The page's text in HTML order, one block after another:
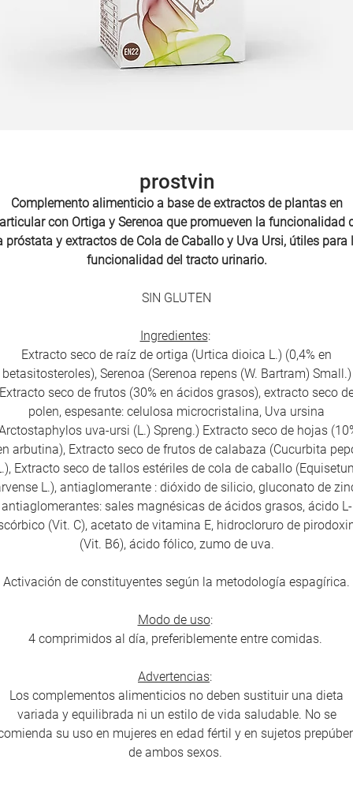
prostvin
Complemento alimenticio a base de extractos de plantas en
con Ortiga y Serenoa que promueven la funcionalidad
próstata y extractos de Cola de Caballo y Uva Ursi, útiles para
funcionalidad del tracto urinario.
SIN GLUTEN
Ingredientes:
Extracto seco de raíz de ortiga (Urtica dioica L.) (0,4% en
betasitosteroles), Serenoa (Serenoa repens (W. Bartram) Small.)
seco de frutos (30% en ácidos grasos), extracto seco
polen, espesante: celulosa microcristalina, Uva ursina
uva-ursi (L.) Spreng.) Extracto seco de hojas
arbutina), Extracto seco de frutos de calabaza (Cucurbita
Extracto seco de tallos estériles de cola de caballo
L.), antiaglomerante : dióxido de silicio, gluconato de
antiaglomerantes: sales magnésicas de ácidos grasos, ácido L-
(Vit. C), acetato de vitamina E, hidrocloruro de
(Vit. B6), ácido fólico, zumo de uva.
Activación de constituyentes según la metodología espagírica.
Modo de uso:
4 comprimidos al día, preferiblemente entre comidas.
Advertencias:
Los complementos alimenticios no deben sustituir una dieta
variada y equilibrada ni un estilo de vida saludable. No se
su uso en mujeres en edad fértil y en sujetos
de ambos sexos.